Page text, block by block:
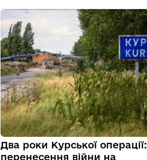
Два роки Курської операції:
перенесення війни на